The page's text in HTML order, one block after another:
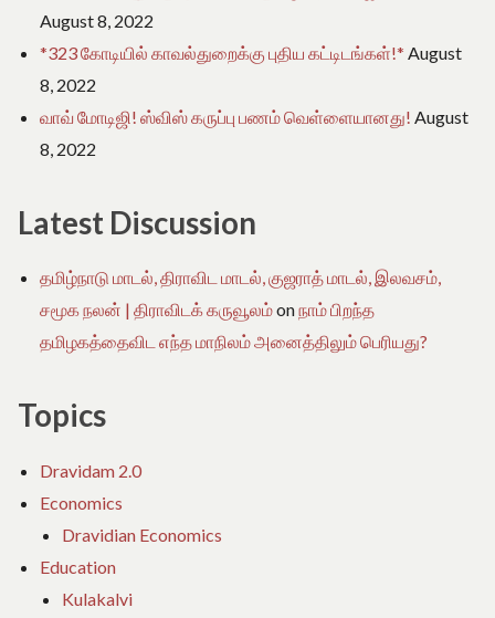
August 8, 2022
*323 கோடியில் காவல்துறைக்கு புதிய கட்டிடங்கள்!* August
8, 2022
வாவ் மோடிஜி! ஸ்விஸ் கருப்பு பணம் வெள்ளையானது! August
8, 2022
Latest Discussion
தமிழ்நாடு மாடல், திராவிட மாடல், குஜராத் மாடல், இலவசம்,
சமூக நலன் | திராவிடக் கருவூலம்onநாம் பிறந்த
தமிழகத்தைவிட எந்த மாநிலம் அனைத்திலும் பெரியது?
Topics
Dravidam 2.0
Economics
Dravidian Economics
Education
Kulakalvi